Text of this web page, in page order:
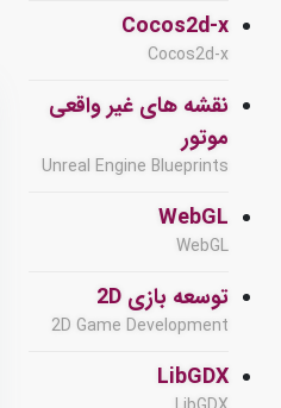
Cocos2d-x
Cocos2d-x
نقشه های غیر واقعی
موتور
Unreal Engine Blueprints
WebGL
WebGL
توسعه بازی 2D
2D Game Development
LibGDX